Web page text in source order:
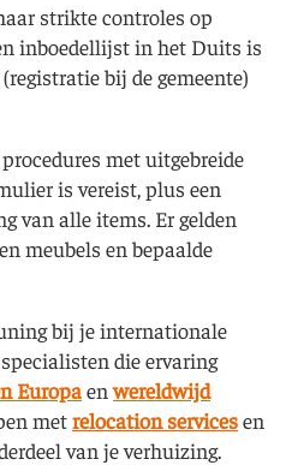
strikte controles op
inboedellijst in het Duits is
bij de gemeente)
met uitgebreide
is vereist, plus een
van alle items. Er gelden
meubels en bepaalde
bij je internationale
die ervaring
Europaenwereldwijd
metrelocation servicesen
van je verhuizing.